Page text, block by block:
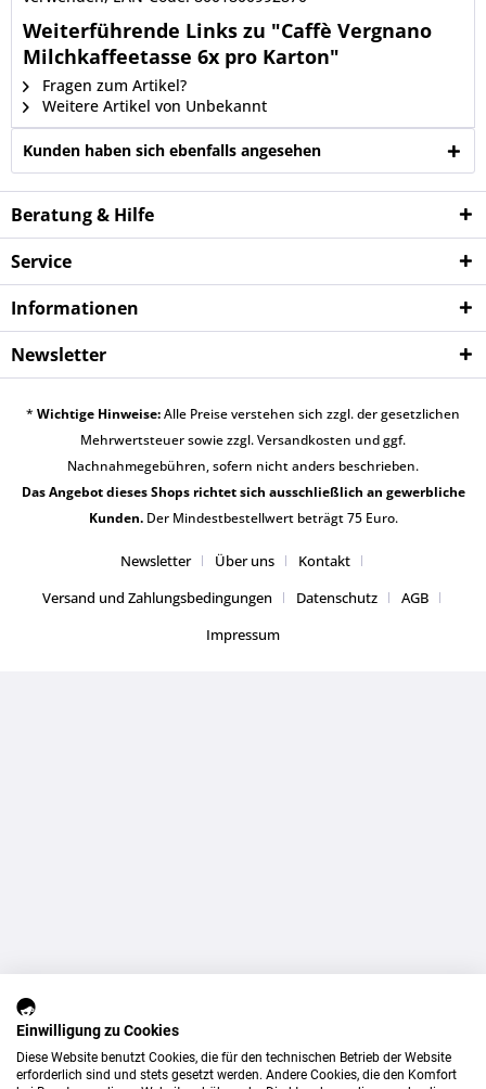
Weiterführende Links zu "Caffè Vergnano
Milchkaffeetasse 6x pro Karton"
Fragen zum Artikel?
Weitere Artikel von Unbekannt
Kunden haben sich ebenfalls angesehen
Beratung & Hilfe
Service
Informationen
Newsletter
* Wichtige Hinweise:Alle Preise verstehen sich zzgl. der gesetzlichen
Mehrwertsteuer sowie zzgl.Versandkosten und ggf.
Nachnahmegebühren, sofern nicht anders beschrieben.
Das Angebot dieses Shops richtet sich ausschließlich an gewerbliche
Kunden.Der Mindestbestellwert beträgt 75 Euro.
Newsletter Über uns
Kontakt
Versand und Zahlungsbedingungen
Datenschutz
AGB
Impressum
Einwilligung zu Cookies
Diese Website benutzt Cookies, die für den technischen Betrieb der Website
erforderlich sind und stets gesetzt werden. Andere Cookies, die den Komfort